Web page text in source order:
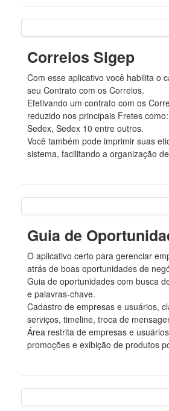
Correios Sigep
Com esse aplicativo você habilita o
seu Contrato com os Correios.
Efetivando um contrato com os
reduzido nos principais Fretes
Sedex, Sedex 10 entre outros.
Você também pode imprimir suas
sistema, facilitando a organização
Guia de
O aplicativo certo para gerenciar
atrás de boas oportunidades de
Guia de oportunidades com busca
e palavras-chave.
Cadastro de empresas e usuários,
serviços, timeline, troca de
Área restrita de empresas e
promoções e exibição de produtos